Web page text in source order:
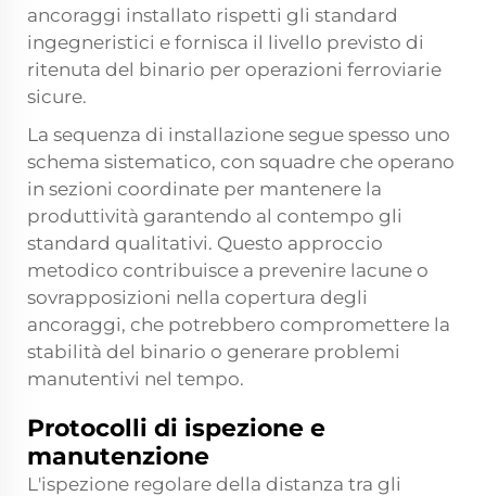
ancoraggi installato rispetti gli standard
ingegneristici e fornisca il livello previsto di
ritenuta del binario per operazioni ferroviarie
sicure.
La sequenza di installazione segue spesso uno
schema sistematico, con squadre che operano
in sezioni coordinate per mantenere la
produttività garantendo al contempo gli
standard qualitativi. Questo approccio
metodico contribuisce a prevenire lacune o
sovrapposizioni nella copertura degli
ancoraggi, che potrebbero compromettere la
stabilità del binario o generare problemi
manutentivi nel tempo.
Protocolli di ispezione e
manutenzione
L'ispezione regolare della distanza tra gli